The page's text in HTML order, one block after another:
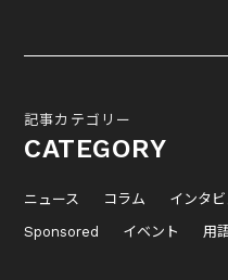
記事カテゴリー
CATEGORY
ニュース コラム インタ
Sponsored
イベント 用